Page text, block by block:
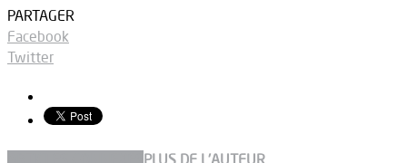
PARTAGER
Facebook
Twitter
PLUS DE L'AUTEUR